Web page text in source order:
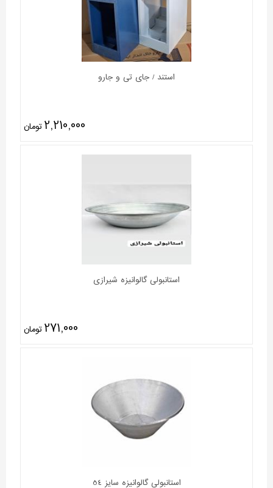
استند / جای تی و جارو
2,210,000 تومان
استانبولی گالوانیزه شیرازی
271,000 تومان
استانبولی گالوانیزه سایز 54